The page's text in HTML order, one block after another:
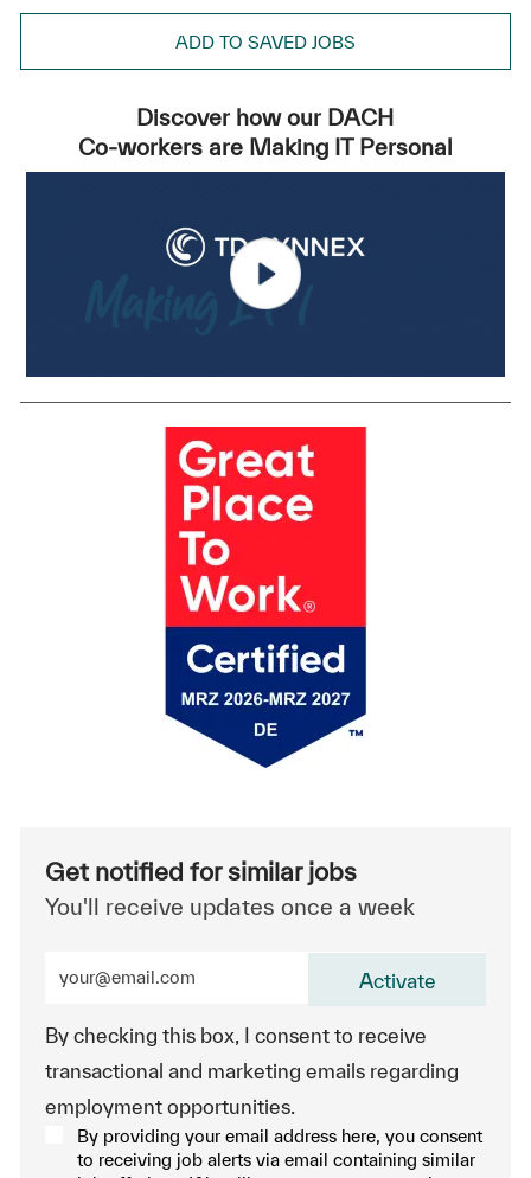
ADD TO SAVED JOBS
Discover how our DACH
Co-workers are Making IT Personal
Get notified for similar jobs
You'll receive updates once a week
By checking this box, I consent to receive
transactional and marketing emails regarding
employment opportunities.
By providing your email address here, you consent
to receiving job alerts via email containing similar
Activate